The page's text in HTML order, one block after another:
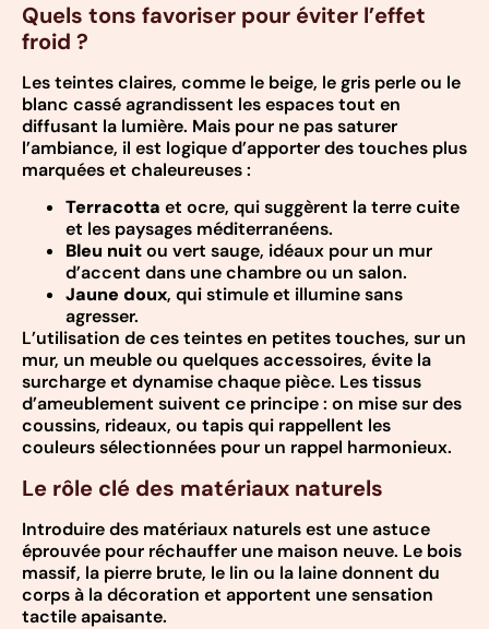
Quels tons favoriser pour éviter l’effet
froid ?
Les teintes claires, comme le beige, le gris perle ou le
blanc cassé agrandissent les espaces tout en
diffusant la lumière. Mais pour ne pas saturer
l’ambiance, il est logique d’apporter des touches plus
marquées et chaleureuses :
Terracotta et ocre, qui suggèrent la terre cuite
et les paysages méditerranéens.
Bleu nuitou vert sauge, idéaux pour un mur
d’accent dans une chambre ou un salon.
Jaune doux, qui stimule et illumine sans
agresser.
L’utilisation de ces teintes en petites touches, sur un
mur, un meuble ou quelques accessoires, évite la
surcharge et dynamise chaque pièce. Les tissus
d’ameublement suivent ce principe : on mise sur des
coussins, rideaux, ou tapis qui rappellent les
couleurs sélectionnées pour un rappel harmonieux.
Le rôle clé des matériaux naturels
Introduire des matériaux naturels est une astuce
éprouvée pour réchauffer une maison neuve. Le bois
massif, la pierre brute, le lin ou la laine donnent du
corps à la décoration et apportent une sensation
tactile apaisante.